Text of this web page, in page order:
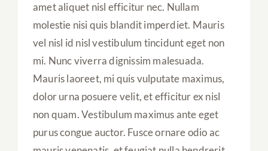
amet aliquet nisl efficitur nec. Nullam
molestie nisi quis blandit imperdiet. Mauris
vel nisl id nisl vestibulum tincidunt eget non
mi. Nunc viverra dignissim malesuada.
Mauris laoreet, mi quis vulputate maximus,
dolor urna posuere velit, et efficitur ex nisl
non quam. Vestibulum maximus ante eget
purus congue auctor. Fusce ornare odio ac